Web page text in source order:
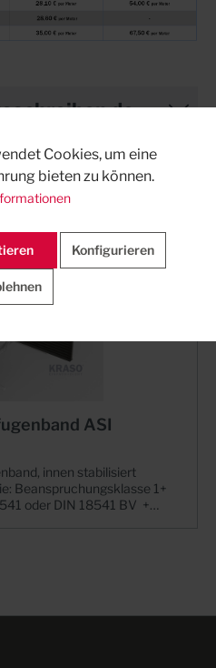
ASI
innen stabilisiert
Beanspruchungsklasse 1+
oder DIN 18541 BV +
aus Beton. Die
erfüllen die
Cookies, um eine
bieten zu können.
Konfigurieren